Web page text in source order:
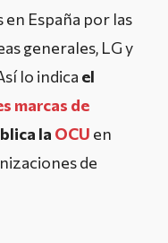
España por las
generales, LG y
lo indica el
marcas de
la OCU en
de